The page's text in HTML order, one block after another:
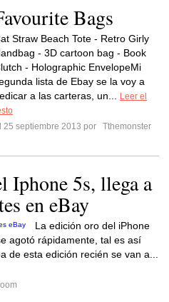
Bags
Straw Beach Tote - Retro Girly
- 3D cartoon bag - Book
- Holographic EnvelopeMi
lista de Ebay se la voy a
a las carteras, un...
Leer el
25 septiembre 2013 por
Tthemonster
Iphone 5s, llega a
en eBay
La edición oro del iPhone
agotó rápidamente, tal es así
de esta edición recién se van a...